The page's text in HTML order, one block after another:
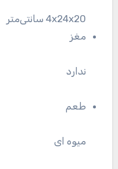
4x24x20 سانتی‌متر
مغز
ندارد
طعم
میوه ای